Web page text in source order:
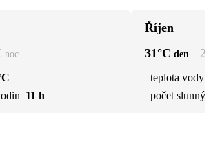
noc
11 h
Říjen
31°C den
teplota vody
počet